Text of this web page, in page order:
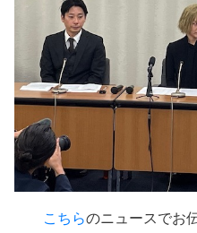
こちらのニュースでお